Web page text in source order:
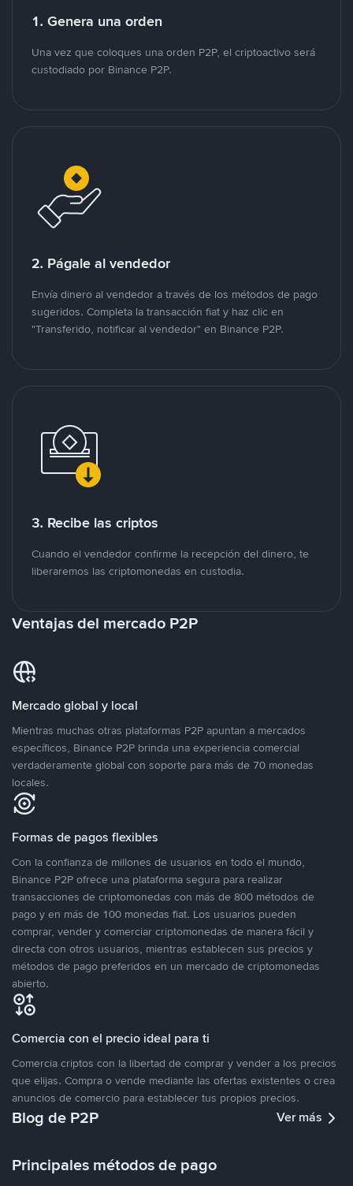
1. Genera una orden
Una vez que coloques una orden P2P, el criptoactivo será
custodiado por Binance P2P.
2. Págale al vendedor
Envía dinero al vendedor a través de los métodos de pago
sugeridos. Completa la transacción fiat y haz clic en
"Transferido, notificar al vendedor" en Binance P2P.
3. Recibe las criptos
Cuando el vendedor confirme la recepción del dinero, te
liberaremos las criptomonedas en custodia.
Ventajas del mercado P2P
Mercado global y local
Mientras muchas otras plataformas P2P apuntan a mercados
específicos, Binance P2P brinda una experiencia comercial
verdaderamente global con soporte para más de 70 monedas
locales.
Formas de pagos flexibles
Con la confianza de millones de usuarios en todo el mundo,
Binance P2P ofrece una plataforma segura para realizar
transacciones de criptomonedas con más de 800 métodos de
pago y en más de 100 monedas fiat. Los usuarios pueden
comprar, vender y comerciar criptomonedas de manera fácil y
directa con otros usuarios, mientras establecen sus precios y
métodos de pago preferidos en un mercado de criptomonedas
abierto.
Comercia con el precio ideal para ti
Comercia criptos con la libertad de comprar y vender a los precios
que elijas. Compra o vende mediante las ofertas existentes o crea
anuncios de comercio para establecer tus propios precios.
Blog de P2P Ver más
Principales métodos de pago